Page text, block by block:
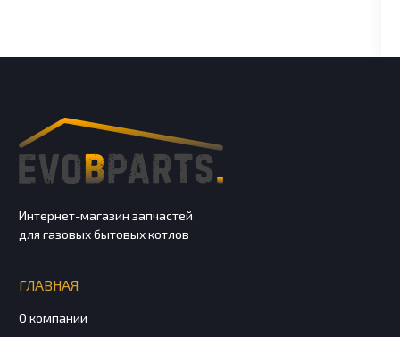
Интернет-магазин запчастей
для газовых бытовых котлов
ГЛАВНАЯ
О компании